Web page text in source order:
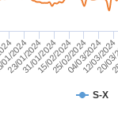
S-X
2024
23/01/2024
31/01/2024
15/02/2024
25/02/2024
04/03/2024
12/03/2024
20/